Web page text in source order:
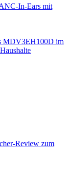
In-Ears mit
MDV3EH100D im
Review zum